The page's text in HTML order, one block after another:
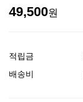
49,500원
적립금
배송비